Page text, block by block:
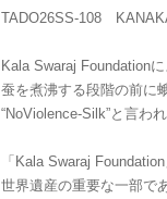
TADO26SS-108
Kala Swaraj Foundation
蚕を煮沸する段階の前に
“NoViolence-Silk”と言わ
「Kala Swaraj
世界遺産の重要な一部で